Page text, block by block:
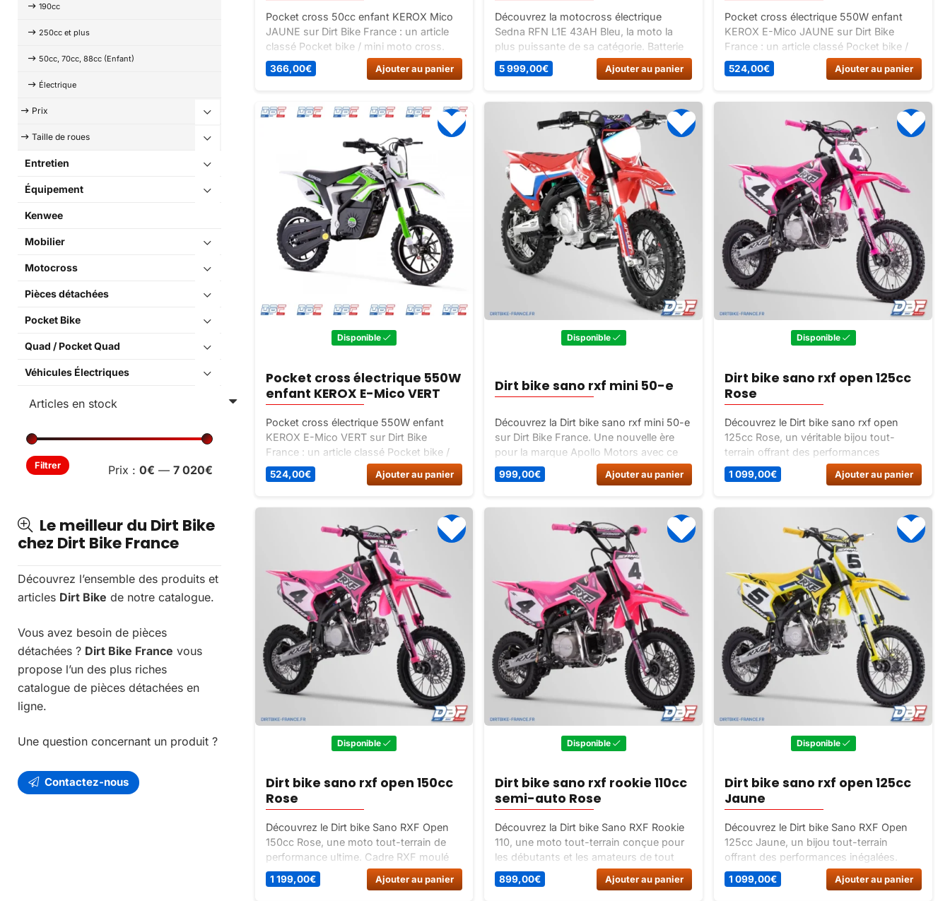
190cc
250cc et plus
50cc, 70cc, 88cc (Enfant)
Électrique
Prix
Taille de roues
Entretien
Équipement
Kenwee
Mobilier
Motocross
Pièces détachées
Pocket Bike
Quad / Pocket Quad
Véhicules Électriques
Prix
Prix
Filtrer Prix : 0€ — 7 020€
Le meilleur du Dirt Bike
chez Dirt Bike France
Découvrez l’ensemble des produits et
articles Dirt Bike de notre catalogue.
Vous avez besoin de pièces
détachées ? Dirt Bike France vous
propose l’un des plus riches
catalogue de pièces détachées en
ligne.
Une question concernant un produit ?
Contactez-nous
Pocket cross 50cc enfant KEROX Mico
JAUNE sur Dirt Bike France : un article
classé Pocket bike / mini moto cross.
366,00€ Ajouter au panier
Découvrez la motocross électrique
Sedna RFN L1E 43AH Bleu, la moto la
plus puissante de sa catégorie. Batterie
record, confort optimal, autonomie
jusqu’à 160km. Homologuée, idéale pour
5 999,00€ Ajouter au panier
Pocket cross électrique 550W enfant
KEROX E-Mico JAUNE sur Dirt Bike
France : un article classé Pocket bike /
mini moto cross.
524,00€ Ajouter au panier
Disponible
Pocket cross électrique 550W
enfant KEROX E-Mico VERT
Pocket cross électrique 550W enfant
KEROX E-Mico VERT sur Dirt Bike
France : un article classé Pocket bike /
mini moto cross.
524,00€ Ajouter au panier
Disponible
Dirt bike sano rxf mini 50-e
Découvrez la Dirt bike sano rxf mini 50-e
sur Dirt Bike France. Une nouvelle ère
pour la marque Apollo Motors avec ce
modèle conçu en France pour les
enfants de 3 à 7 ans. Parfait pour
999,00€ Ajouter au panier
Disponible
Dirt bike sano rxf open 125cc
Rose
Découvrez le Dirt bike sano rxf open
125cc Rose, un véritable bijou tout-
terrain offrant des performances
exceptionnelles. Ne manquez pas
l’opportunité de repousser vos limites
1 099,00€ Ajouter au panier
Disponible
Dirt bike sano rxf open 150cc
Rose
Découvrez le Dirt bike Sano RXF Open
150cc Rose, une moto tout-terrain de
performance ultime. Cadre RXF moulé
d’une seule pièce, frein RXF réactif, bras
oscillant RXF pour une suspension
1 199,00€ Ajouter au panier
Disponible
Dirt bike sano rxf rookie 110cc
semi-auto Rose
Découvrez la Dirt bike Sano RXF Rookie
110, une moto tout-terrain conçue pour
les débutants et les amateurs de tout
âge. Avec son moteur 110cc semi-
automatique et son cadre RXF moulé
899,00€ Ajouter au panier
Disponible
Dirt bike sano rxf open 125cc
Jaune
Découvrez le Dirt bike Sano RXF Open
125cc Jaune, un bijou tout-terrain
offrant des performances inégalées.
Conçu pour repousser vos limites et
vivre des aventures inoubliables. Ne
1 099,00€ Ajouter au panier